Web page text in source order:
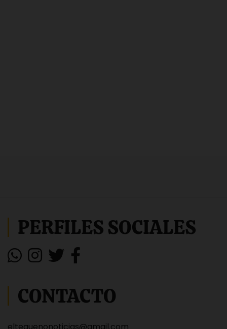
PERFILES SOCIALES
CONTACTO